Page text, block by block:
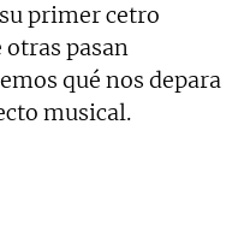
primer cetro
pasan
qué nos depara
musical.